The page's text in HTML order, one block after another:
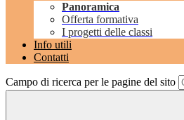
Panoramica
Offerta formativa
I progetti delle classi
Info utili
Contatti
Campo di ricerca per le pagine del sito